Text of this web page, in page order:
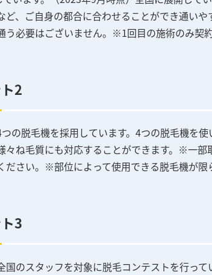
ど、ご自身の都合に合わせることができ通い
う必要はございません。※1回目の施術のみ契
2
の脱毛機を採用しています。4つの脱毛機を
々ね毛質にも対応することができます。※一部
ださい。※部位によって使用できる脱毛機が限
3
国のスタッフを対象に脱毛コンテストを行っ